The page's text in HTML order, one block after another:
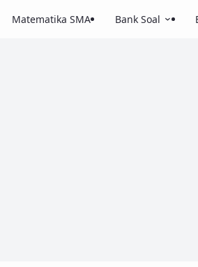
Matematika SMA Bank Soal